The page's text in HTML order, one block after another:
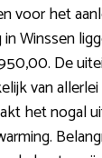
voor het
Winssen
De
van
het nogal